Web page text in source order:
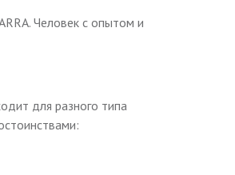
Человек с опытом и
для разного типа